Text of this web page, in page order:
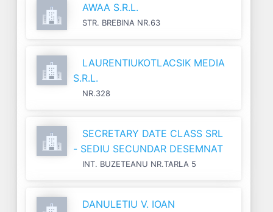
AWAA S.R.L.
STR. BREBINA NR.63
LAURENTIUKOTLACSIK MEDIA
S.R.L.
NR.328
SECRETARY DATE CLASS SRL
- SEDIU SECUNDAR DESEMNAT
INT. BUZETEANU NR.TARLA 5
DANULETIU V. IOAN